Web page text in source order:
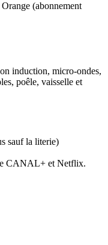
(abonnement
induction, micro-ondes,
poêle, vaisselle et
sauf la literie)
CANAL+ et Netflix.